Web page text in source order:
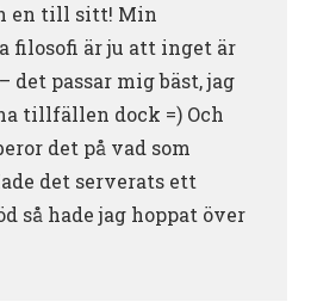
en till sitt! Min
filosofi är ju att inget är
det passar mig bäst, jag
tillfällen dock =) Och
det på vad som
det serverats ett
så hade jag hoppat över